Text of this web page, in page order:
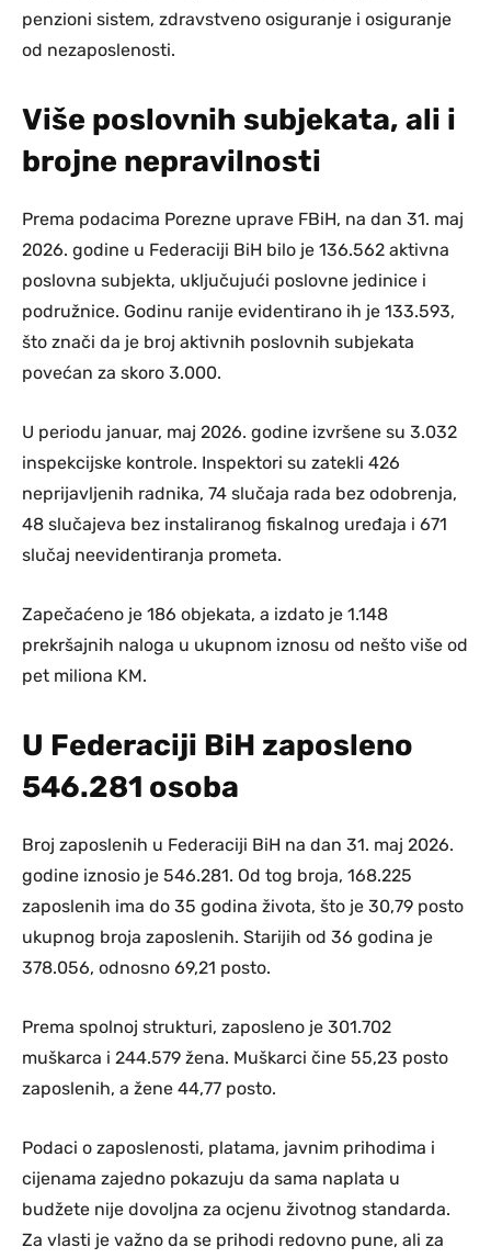
penzioni sistem, zdravstveno osiguranje i osiguranje
od nezaposlenosti.
Više poslovnih subjekata, ali i
brojne nepravilnosti
Prema podacima Porezne uprave FBiH, na dan 31. maj
2026. godine u Federaciji BiH bilo je 136.562 aktivna
poslovna subjekta, uključujući poslovne jedinice i
podružnice. Godinu ranije evidentirano ih je 133.593,
što znači da je broj aktivnih poslovnih subjekata
povećan za skoro 3.000.
U periodu januar, maj 2026. godine izvršene su 3.032
inspekcijske kontrole. Inspektori su zatekli 426
neprijavljenih radnika, 74 slučaja rada bez odobrenja,
48 slučajeva bez instaliranog fiskalnog uređaja i 671
slučaj neevidentiranja prometa.
Zapečaćeno je 186 objekata, a izdato je 1.148
prekršajnih naloga u ukupnom iznosu od nešto više od
pet miliona KM.
U Federaciji BiH zaposleno
546.281 osoba
Broj zaposlenih u Federaciji BiH na dan 31. maj 2026.
godine iznosio je 546.281. Od tog broja, 168.225
zaposlenih ima do 35 godina života, što je 30,79 posto
ukupnog broja zaposlenih. Starijih od 36 godina je
378.056, odnosno 69,21 posto.
Prema spolnoj strukturi, zaposleno je 301.702
muškarca i 244.579 žena. Muškarci čine 55,23 posto
zaposlenih, a žene 44,77 posto.
Podaci o zaposlenosti, platama, javnim prihodima i
cijenama zajedno pokazuju da sama naplata u
budžete nije dovoljna za ocjenu životnog standarda.
Za vlasti je važno da se prihodi redovno pune, ali za